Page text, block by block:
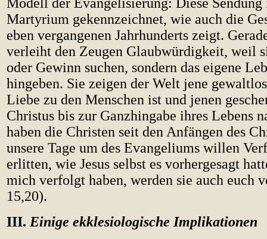
Martyrium gekennzeichnet, wie auch die
eben vergangenen Jahrhunderts zeigt.
verleiht den Zeugen Glaubwürdigkeit, weil
oder Gewinn suchen, sondern das eigene
hingeben. Sie zeigen der Welt jene
Liebe zu den Menschen ist und jenen
Christus bis zur Ganzhingabe ihres Lebens
haben die Christen seit den Anfängen des
unsere Tage um des Evangeliums willen
erlitten, wie Jesus selbst es vorhergesagt
mich verfolgt haben, werden sie auch euch
15,20).
III. Einige ekklesiologische Implikationen